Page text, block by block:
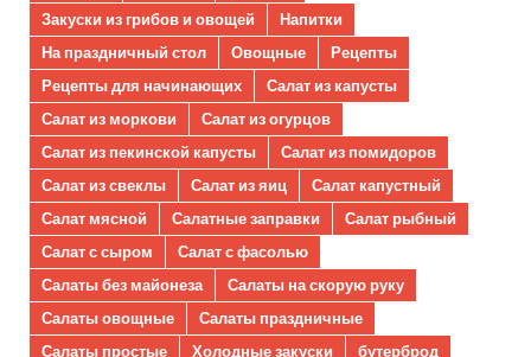
Закуски из грибов и овощей
Напитки
На праздничный стол
Овощные
Рецепты
Рецепты для начинающих
Салат из капусты
Салат из моркови
Салат из огурцов
Салат из пекинской капусты
Салат из помидоров
Салат из свеклы
Салат из яиц
Салат капустный
Салат мясной
Салатные заправки
Салат рыбный
Салат с сыром
Салат с фасолью
Салаты без майонеза
Салаты на скорую руку
Салаты овощные
Салаты праздничные
Салаты простые
Холодные закуски
бутерброд